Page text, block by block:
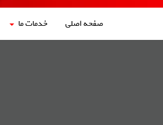
صفحه اصلی خدمات ما